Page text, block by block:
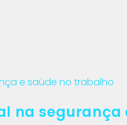
na segurança